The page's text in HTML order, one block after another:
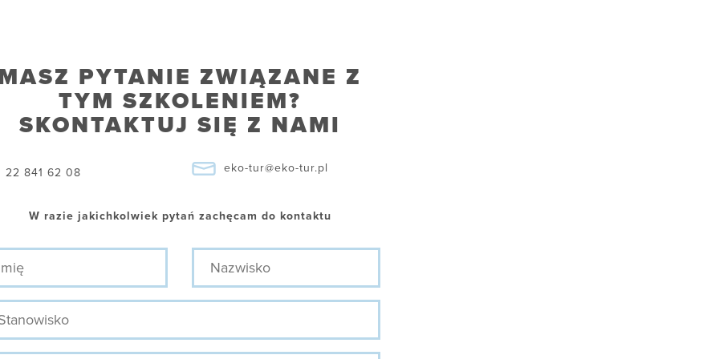
PYTANIE ZWIĄZANE Z
TYM SZKOLENIEM?
SKONTAKTUJ SIĘ Z NAMI
22 841 62 08 eko-tur@eko-tur.pl
W razie jakichkolwiek pytań zachęcam do kontaktu
Nazwisko